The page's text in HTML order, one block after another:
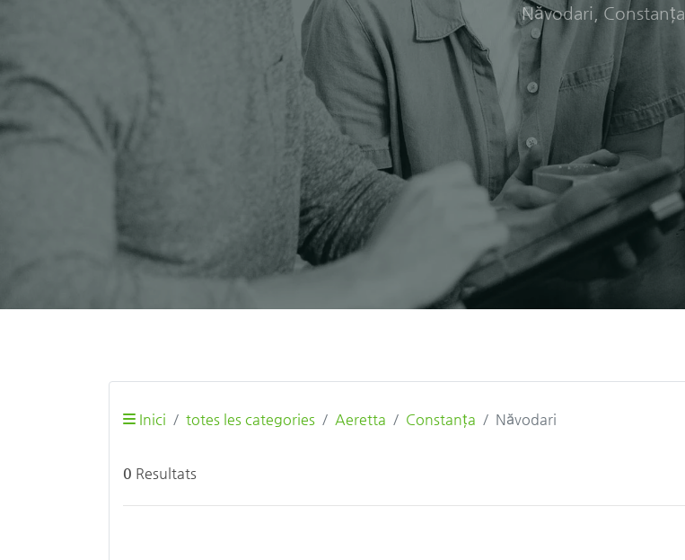
Năvodari, Constanța
Inici totes les categories Aeretta Constanța Năvodari
0 Resultats